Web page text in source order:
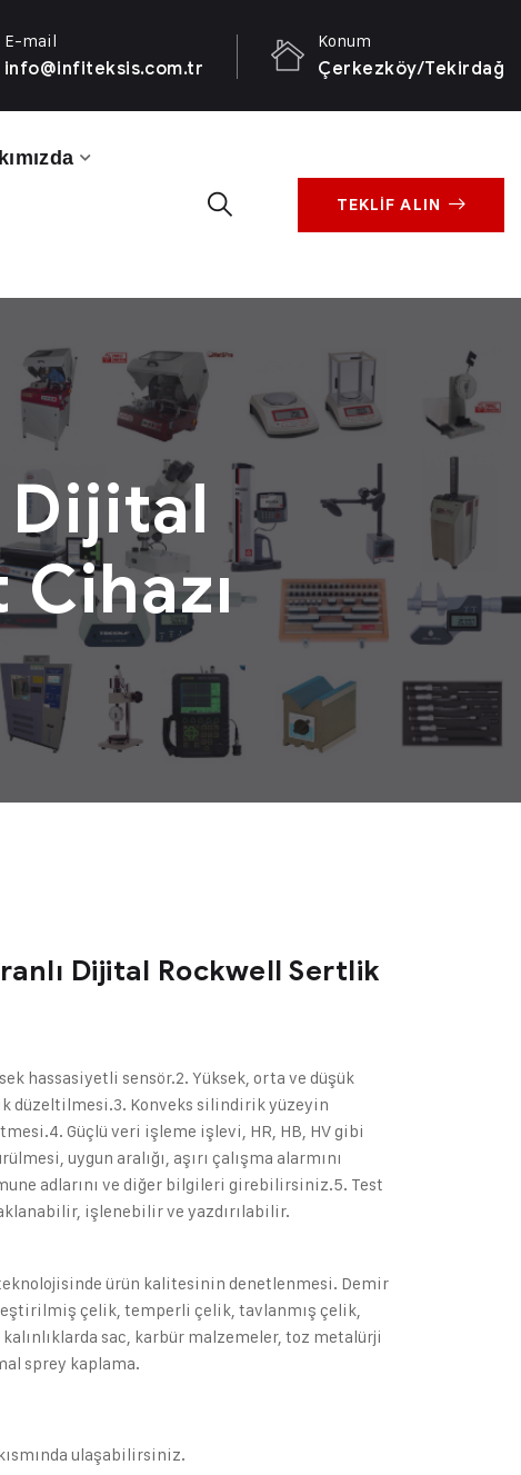
E-mail
info@infiteksis.com.tr
Konum
Çerkezköy/Tekirdağ
TEKLİF ALIN
Dijital
Dijital Rockwell Sertlik
hassasiyetli sensör.2. Yüksek, orta ve düşük
düzeltilmesi.3. Konveks silindirik yüzeyin
Güçlü veri işleme işlevi, HR, HB, HV gibi
uygun aralığı, aşırı çalışma alarmını
adlarını ve diğer bilgileri girebilirsiniz.5. Test
işlenebilir ve yazdırılabilir.
ürün kalitesinin denetlenmesi. Demir
çelik, temperli çelik, tavlanmış çelik,
sac, karbür malzemeler, toz metalürji
sprey kaplama.
ulaşabilirsiniz.